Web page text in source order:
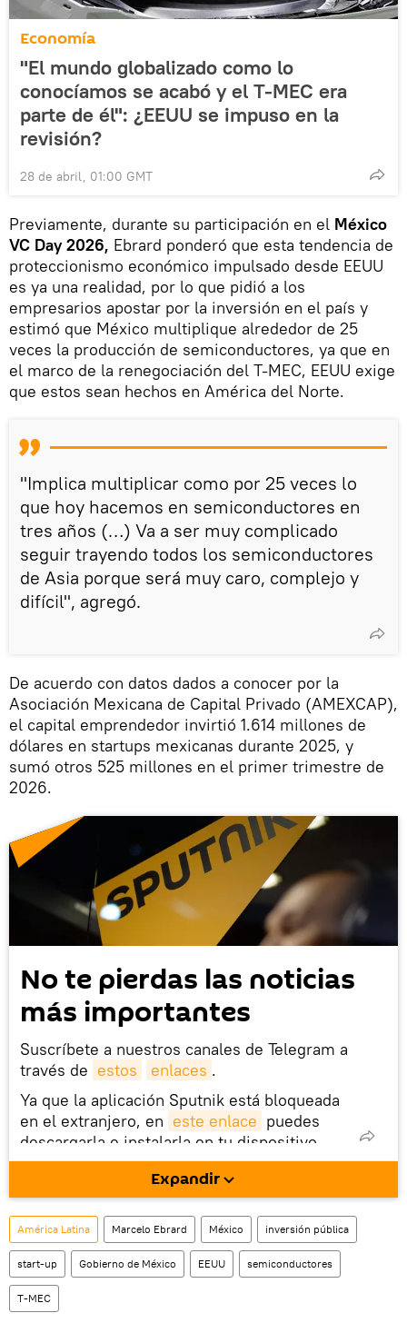
Economía
"El mundo globalizado como lo
conocíamos se acabó y el T-MEC era
parte de él": ¿EEUU se impuso en la
revisión?
28 de abril, 01:00 GMT
Previamente, durante su participación en el México
VC Day 2026, Ebrard ponderó que esta tendencia de
proteccionismo económico impulsado desde EEUU
es ya una realidad, por lo que pidió a los
empresarios apostar por la inversión en el país y
estimó que México multiplique alrededor de 25
veces la producción de semiconductores, ya que en
el marco de la renegociación del T-MEC, EEUU exige
que estos sean hechos en América del Norte.
"Implica multiplicar como por 25 veces lo
que hoy hacemos en semiconductores en
tres años (…) Va a ser muy complicado
seguir trayendo todos los semiconductores
de Asia porque será muy caro, complejo y
difícil", agregó.
De acuerdo con datos dados a conocer por la
Asociación Mexicana de Capital Privado (AMEXCAP),
el capital emprendedor invirtió 1.614 millones de
dólares en startups mexicanas durante 2025, y
sumó otros 525 millones en el primer trimestre de
2026.
No te pierdas las noticias
más importantes
Suscríbete a nuestros canales de Telegram a
través de estos enlaces .
Ya que la aplicación Sputnik está bloqueada
en el extranjero, en este enlace puedes
descargarla e instalarla en tu dispositivo
móvil (¡solo para Android!).
También tenemos una cuenta en la red
social rusa VK .
Expandir
América Latina Marcelo Ebrard México inversión pública
start-up Gobierno de México EEUU semiconductores
T-MEC